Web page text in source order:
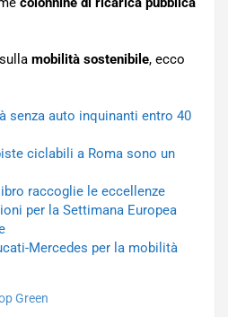
mobilità sostenibile, ecco
senza auto inquinanti entro 40
ciclabili a Roma sono un
raccoglie le eccellenze
per la Settimana Europea
Mercedes per la mobilità
Green